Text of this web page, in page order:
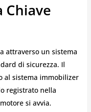
Chiave
attraverso un sistema
di sicurezza. Il
al sistema immobilizer
registrato nella
si avvia.